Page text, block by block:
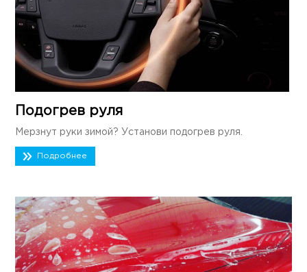
Подогрев руля
Мерзнут руки зимой? Установи подогрев руля.
Подробнее